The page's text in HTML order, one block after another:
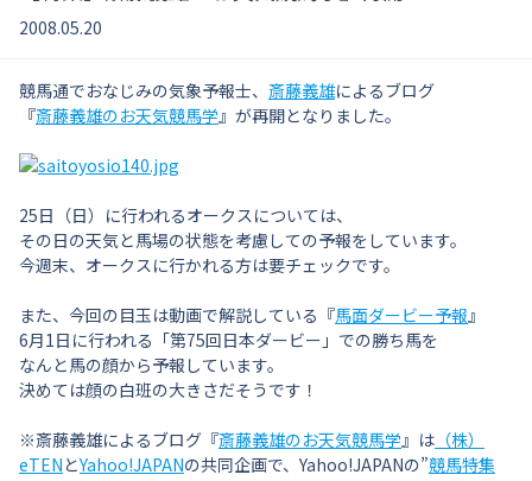
2008.05.20
競馬通でおなじみの気象予報士、 斎藤義雄によるブログ
『斎藤義雄のお天気競馬学』が再開となりました。
25日（日）に行われるオークスについては、
その日の天気と馬場の状態を考慮しての予報をしています。
今週末、オークスに行かれる方は要チェックです。
また、今回の目玉は動画で解説している『馬面ダービー予報』
6月1日に行われる「第75回日本ダービー」での勝ち馬を
なんと馬の顔から予報しています。
決めては顔の白班の大きさだそうです！
※斎藤義雄によるブログ『斎藤義雄のお天気競馬学』は （株）
eTENとYahoo!JAPANの共同企画で、Yahoo!JAPANの”競馬特集